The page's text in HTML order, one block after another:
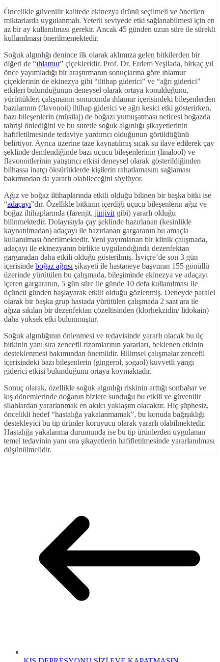
Öncelikle güvenilir kalitede ekinezya ürünü seçilmeli ve önerilen
miktarlarda uygulanmalı. Yeterli seviyede etki sağlanabilmesi için en
az bir ay kullanılması gerekir. Ancak 45 günden uzun süre ile sürekli
kullanılması önerilmemektedir.
Soğuk algınlığı denince ilk olarak aklımıza gelen bitkilerden bir
diğeri de “ıhlamur” çiçekleridir. Prof. Dr. Erdem Yeşilada, birkaç yıl
önce yayımladığı bir araştırmanın sonuçlarına göre ıhlamur
çiçeklerinin de ekinezya gibi “iltihap giderici” ve “ağrı giderici”
etkileri bulunduğunun deneysel olarak ortaya konulduğunu,
yürüttükleri çalışmanın sonucunda ıhlamur içerisindeki bileşenlerden
bazılarının (flavonoit) iltihap giderici ve ağrı kesici etki gösterirken,
bazı bileşenlerin (müsilaj) de boğazı yumuşatması neticesi boğazda
tahrişi önlediğini ve bu suretle soğuk algınlığı şikayetlerinin
hafifletilmesinde tedaviye yardımcı olduğunun görüldüğünü
belirtiyor. Ayrıca üzerine taze kaynatılmış sıcak su ilave edilerek çay
şeklinde demlendiğinde bazı uçucu bileşenlerinin (linalool) ve
flavonoitlerinin yatıştırıcı etkisi deneysel olarak gösterildiğinden
bilhassa inatçı öksürüklerde kişilerin rahatlamasını sağlaması
bakımından da yararlı olabileceğini söylüyor.
Ağız ve boğaz iltihaplarında etkili olduğu bilinen bir başka bitki ise
“adaçayı”dır. Özellikle bitkinin içerdiği uçucu bileşenlerin ağız ve
boğaz iltihaplarında (farenjit, jinjivit gibi) yararlı olduğu
bilinmektedir. Dolayısıyla çay şeklinde hazırlanan (kesinlikle
kaynatılmadan) adaçayı ile hazırlanan gargaranın bu amaçla
kullanılması önerilmektedir. Yeni yayımlanan bir klinik çalışmada,
adaçayı ile ekinezyanın birlikte uygulandığında dezenfektan
gargaradan daha etkili olduğu gösterilmiş. İsviçre’de son 3 gün
içerisinde boğaz ağrısı şikayeti ile hastaneye başvuran 155 gönüllü
üzerinde yürütülen bu çalışmada, bileşiminde ekinezya ve adaçayı
içeren gargaranın, 5 gün süre ile günde 10 defa kullanılması ile
üçüncü günden başlayarak etkili olduğu gözlenmiş. Deneyde paralel
olarak bir başka grup hastada yürütülen çalışmada 2 saat ara ile
ağıza sıkılan bir dezenfektan çözeltisinden (klorhekzidin/ lidokain)
daha yüksek etki bulunmuştur.
Soğuk algınlığının önlenmesi ve tedavisinde yararlı olacak bu üç
bitkinin yanı sıra zencefil rizomlarının yararları, beklenen etkinin
desteklenmesi bakımından önemlidir. Bilimsel çalışmalar zencefil
içerisindeki bazı bileşenlerin (gingerol, şogaol) kuvvetli yangı
giderici etkisi bulunduğunu ortaya koymaktadır.
Sonuç olarak, özellikle soğuk algınlığı riskinin arttığı sonbahar ve
kış dönemlerinde doğanın bizlere sunduğu bu etkili ve güvenilir
silahlardan yararlanmak en akılcı yaklaşım olacaktır. Hiç şüphesiz,
öncelikli hedef “hastalığa yakalanmamak”, bu konuda bağışıklığı
destekleyici bu tip ürünler koruyucu olarak yararlı olabilmektedir.
Hastalığa yakalanma durumunda ise bu tip ürünlerden uygulanan
temel tedavinin yanı sıra şikayetlerin hafifletilmesinde yararlanılması
düşünülmelidir.